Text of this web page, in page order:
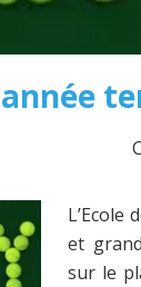
et
sur le